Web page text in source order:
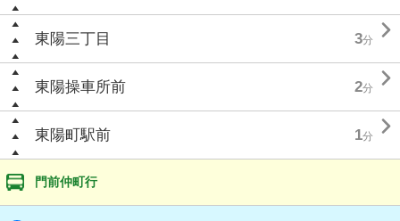
東陽三丁目 3分 
東陽操車所前 2分 
東陽町駅前 1分 
門前仲町行